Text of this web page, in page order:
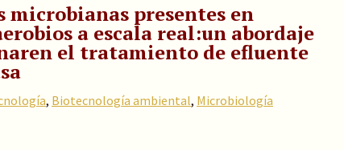
microbianas presentes en
a escala real:un abordaje
el tratamiento de efluente
, Biotecnología ambiental, Microbiología